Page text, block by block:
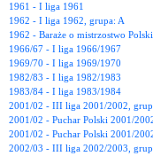
1961 - I liga 1961
1962 - I liga 1962, grupa: A
1962 - Baraże o mistrzostwo
1966/67 - I liga 1966/1967
1969/70 - I liga 1969/1970
1982/83 - I liga 1982/1983
1983/84 - I liga 1983/1984
2001/02 - III liga 2001/2002,
2001/02 - Puchar Polski 2001/
2001/02 - Puchar Polski 2001/
2002/03 - III liga 2002/2003,